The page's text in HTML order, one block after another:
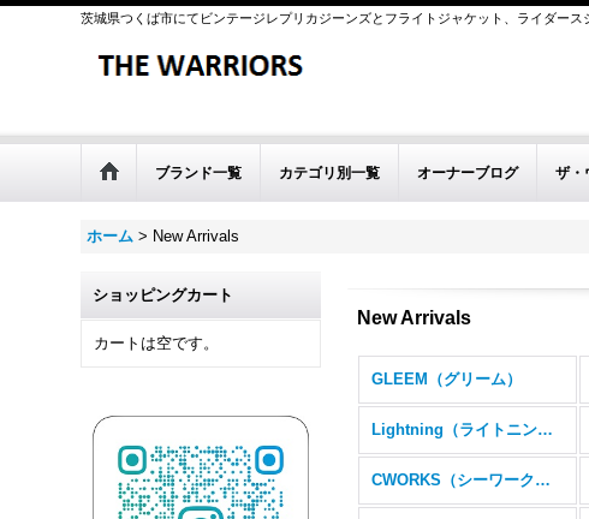
茨城県つくば市にてビンテージレプリカジーンズとフライトジャケット、ライダー
ブランド一覧 カテゴリ別一覧 オーナーブログ ザ・
ホーム > New Arrivals
ショッピングカート
カートは空です。
New Arrivals
GLEEM（グリーム）
Lightning（ライトニング）
CWORKS（シーワークス）